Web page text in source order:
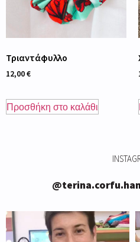
Τριαντάφυλλο
12,00€
Προσθήκη στο καλάθι